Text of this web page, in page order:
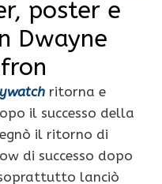
poster e
Dwayne
ritorna e
il successo della
il ritorno di
di successo dopo
soprattutto lanciò